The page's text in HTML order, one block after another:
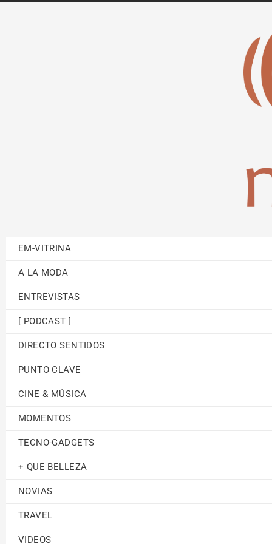
EM-VITRINA
A LA MODA
ENTREVISTAS
[ PODCAST ]
DIRECTO SENTIDOS
PUNTO CLAVE
CINE & MÚSICA
MOMENTOS
TECNO-GADGETS
+ QUE BELLEZA
NOVIAS
TRAVEL
VIDEOS